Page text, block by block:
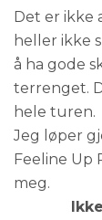
Det er ikke
heller ikke
å ha gode
terrenget.
hele turen.
Jeg løper
Feeline Up
meg.